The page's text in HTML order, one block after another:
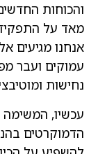
והכוחות
מאד על התפקיד
אנחנו מגיעים
עמוקים ועבר
נחישות
עכשיו,
הדמוקרטים